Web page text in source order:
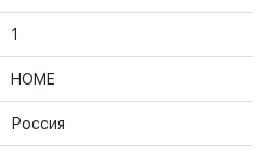
1
HOME
Россия